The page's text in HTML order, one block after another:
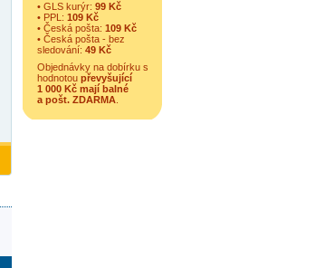
• GLS kurýr: 99 Kč
• PPL: 109 Kč
• Česká pošta: 109 Kč
• Česká pošta - bez
sledování: 49 Kč
Objednávky na dobírku s
hodnotou převyšující
1 000 Kč mají balné
a pošt. ZDARMA.